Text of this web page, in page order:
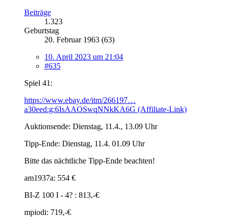
Beiträge
1.323
Geburtstag
20. Februar 1963 (63)
10. April 2023 um 21:04
#635
Spiel 41:
https://www.ebay.de/itm/266197…
a30eed:g:6IsAAOSwqNNkKA6G (Affiliate-Link)
Auktionsende: Dienstag, 11.4., 13.09 Uhr
Tipp-Ende: Dienstag, 11.4. 01.09 Uhr
Bitte das nächtliche Tipp-Ende beachten!
am1937a: 554 €
BI-Z 100 I - 4? : 813,-€
mpiodi: 719,-€